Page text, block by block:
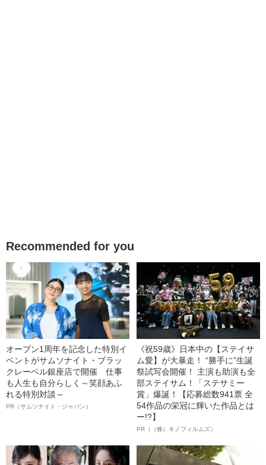
Recommended for you
オープン1周年を記念した特別イ
ベントがサムソナイト・ブラッ
クレーベル銀座店で開催 仕事
も人生も自分らしく～笑顔あふ
れる特別対談～
PR（サムソナイト・ジャパン）
《祝59歳》日本中の【ステイサ
ム愛】が大暴走！ “勝手に”生誕
祭試写会開催！ 主演も助演も全
部ステイサム！「ステサミー
賞」爆誕！【応募総数941票 全
54作品の栄冠に輝いた作品とは
ー!?】
PR（（株）キノフィルムズ）